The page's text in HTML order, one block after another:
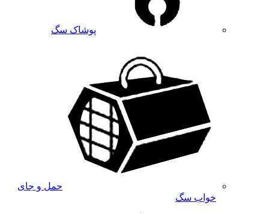
پوشاک سگ
حمل و جای
خواب سگ